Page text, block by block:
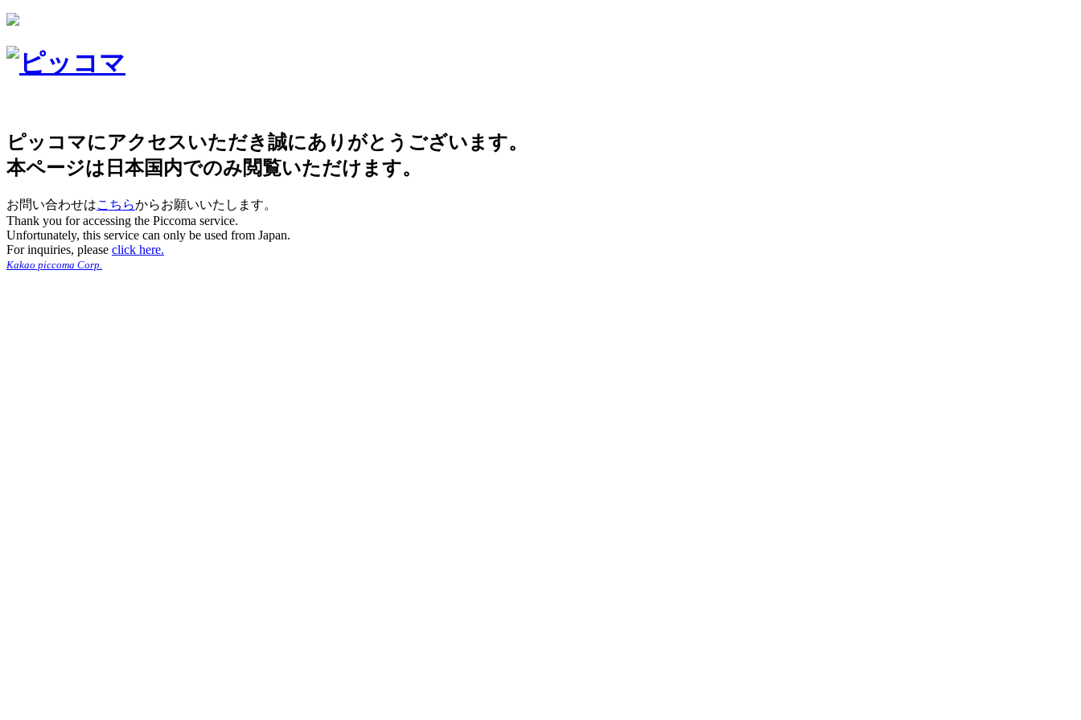
ピッコマにアクセスいただき誠にありがとうございます。
本ページは日本国内でのみ閲覧いただけます。
お問い合わせはこちらからお願いいたします。
Thank you for accessing the Piccoma service.
Unfortunately, this service can only be used from Japan.
For inquiries, please click here.
Kakao piccoma Corp.